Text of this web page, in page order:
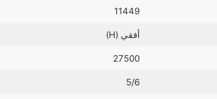
11449
أفقي (H)
27500
5/6